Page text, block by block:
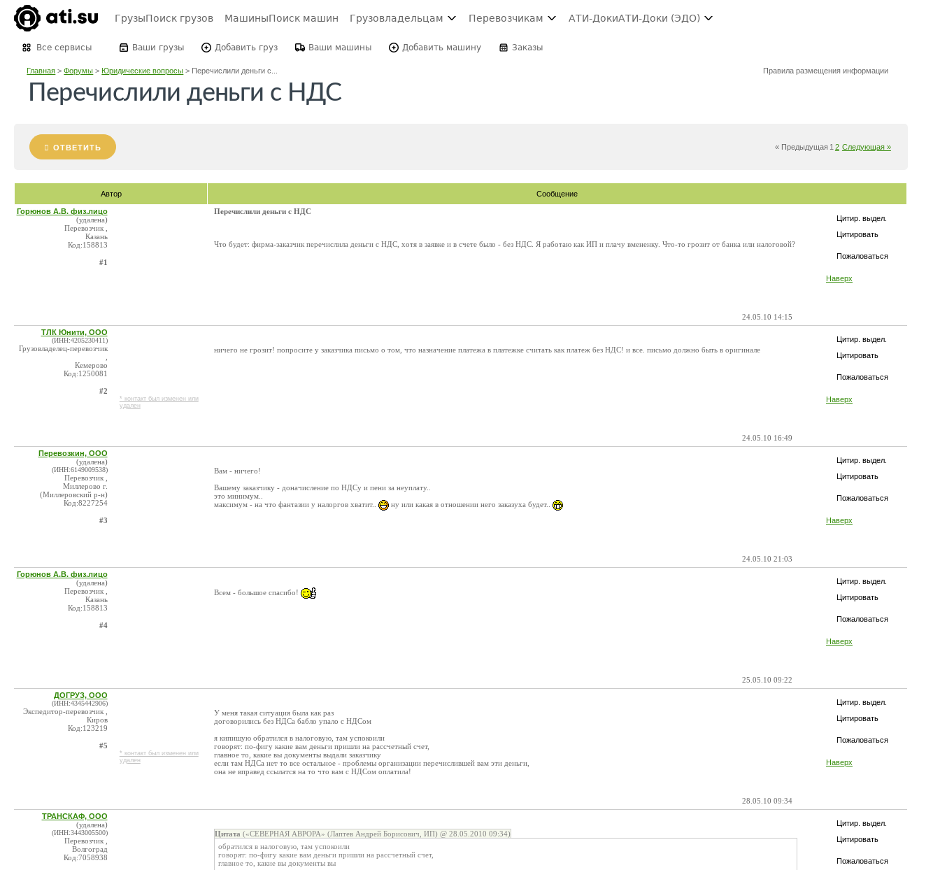
ГрузыПоиск грузов МашиныПоиск машин Грузовладельцам Перевозчикам АТИ-ДокиАТИ-Доки (ЭДО)
Все сервисы Ваши грузы Добавить груз Ваши машины Добавить машину Заказы
Главная >Форумы >Юридические вопросы > Перечислили деньги с... Правила размещения информации
Перечислили деньги с НДС
ОТВЕТИТЬ « Предыдущая 1 2 Следующая »
Автор Сообщение
Цитир. выдел.
Цитировать
Пожаловаться
Наверх
Горюнов А.В. физ.лицо
(удалена)
Перевозчик ,
Казань
Код:158813
#1
Перечислили деньги с НДС
Что будет: фирма-заказчик перечислила деньги с НДС, хотя в заявке и в счете было - без НДС. Я работаю как ИП и плачу вмененку. Что-то грозит от банка или налоговой?
24.05.10 14:15
Цитир. выдел.
Цитировать
Пожаловаться
Наверх
ТЛК Юнити, ООО
(ИНН:4205230411)
Грузовладелец-перевозчик
Кемерово
Код:1250081
#2
* контакт был изменен или
удален
ничего не грозит! попросите у заказчика письмо о том, что назначение платежа в платежке считать как платеж без НДС! и все. письмо должно быть в оригинале
24.05.10 16:49
Цитир. выдел.
Цитировать
Пожаловаться
Наверх
Перевозкин, ООО
(удалена)
(ИНН:6149009538)
Перевозчик ,
Миллерово г.
(Миллеровский р-н)
Код:8227254
#3
Вам - ничего!
Вашему заказчику - доначисление по НДСу и пени за неуплату..
это минимум..
максимум - на что фантазии у налоргов хватит..
ну или какая в отношении него заказуха будет..
24.05.10 21:03
Цитир. выдел.
Цитировать
Пожаловаться
Наверх
Горюнов А.В. физ.лицо
(удалена)
Перевозчик ,
Казань
Код:158813
#4
Всем - большое спасибо!
25.05.10 09:22
Цитир. выдел.
Цитировать
Пожаловаться
Наверх
ДОГРУЗ, ООО
(ИНН:4345442906)
Экспедитор-перевозчик ,
Киров
Код:123219
#5
* контакт был изменен или
удален
У меня такая ситуация была как раз
договорились без НДСа бабло упало с НДСом
я кипишую обратился в налоговую, там успокоили
говорят: по-фигу какие вам деньги пришли на рассчетный счет,
главное то, какие вы документы выдали заказчику
если там НДСа нет то все остальное - проблемы организации перечислившей вам эти деньги,
она не вправед ссылатся на то что вам с НДСом оплатила!
28.05.10 09:34
Цитир. выдел.
Цитировать
Пожаловаться
ТРАНСКАФ, ООО
(удалена)
(ИНН:3443005500)
Перевозчик ,
Волгоград
Код:7058938
Цитата («СЕВЕРНАЯ АВРОРА» (Лаптев Андрей Борисович, ИП) @ 28.05.2010 09:34)
обратился в налоговую, там успокоили
говорят: по-фигу какие вам деньги пришли на рассчетный счет,
главное то, какие вы документы вы